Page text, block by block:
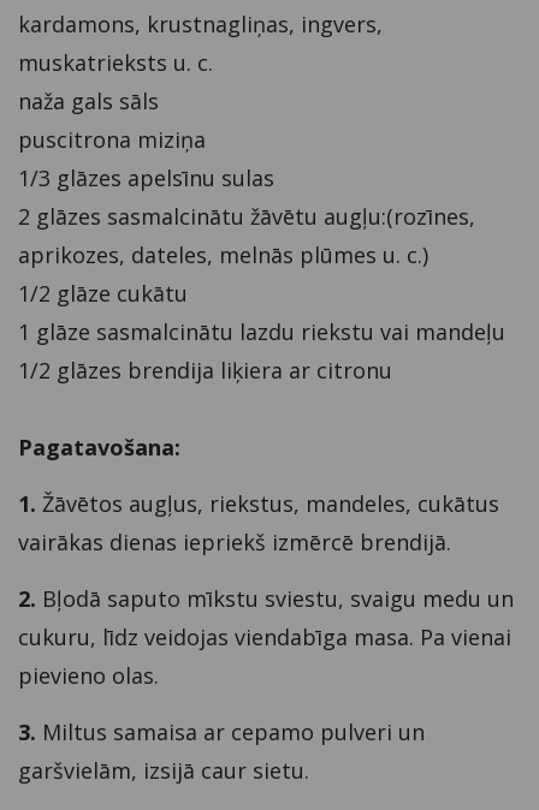
kardamons, krustnagliņas, ingvers,
muskatrieksts u. c.
naža gals sāls
puscitrona miziņa
1/3 glāzes apelsīnu sulas
2 glāzes sasmalcinātu žāvētu augļu:(rozīnes,
aprikozes, dateles, melnās plūmes u. c.)
1/2 glāze cukātu
1 glāze sasmalcinātu lazdu riekstu vai mandeļu
1/2 glāzes brendija liķiera ar citronu
Pagatavošana:
1. Žāvētos augļus, riekstus, mandeles, cukātus
vairākas dienas iepriekš izmērcē brendijā.
2. Bļodā saputo mīkstu sviestu, svaigu medu un
cukuru, līdz veidojas viendabīga masa. Pa vienai
pievieno olas.
3. Miltus samaisa ar cepamo pulveri un
garšvielām, izsijā caur sietu.